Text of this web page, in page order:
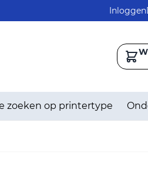
Inloggen
zoeken op printertype